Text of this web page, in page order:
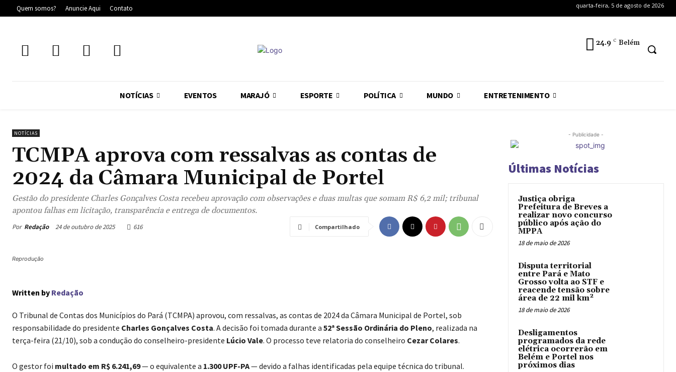
Quem somos? Anuncie Aqui Contato quarta-feira, 5 de agosto de 2026
24.9 C Belém
NOTÍCIAS EVENTOS MARAJÓ ESPORTE POLÍTICA MUNDO ENTRETENIMENTO
NOTÍCIAS
TCMPA aprova com ressalvas as contas de
2024 da Câmara Municipal de Portel
Gestão do presidente Charles Gonçalves Costa recebeu aprovação com observações e duas multas que somam R$ 6,2 mil; tribunal
apontou falhas em licitação, transparência e entrega de documentos.
Por Redação 24 de outubro de 2025 616 Compartilhado
Reprodução
Written by Redação
O Tribunal de Contas dos Municípios do Pará (TCMPA) aprovou, com ressalvas, as contas de 2024 da Câmara Municipal de Portel, sob
responsabilidade do presidente Charles Gonçalves Costa. A decisão foi tomada durante a 52ª Sessão Ordinária do Pleno, realizada na
terça-feira (21/10), sob a condução do conselheiro-presidente Lúcio Vale. O processo teve relatoria do conselheiro Cezar Colares.
O gestor foi multado em R$ 6.241,69— o equivalente a 1.300 UPF-PA— devido a falhas identificadas pela equipe técnica do tribunal.
- Publicidade -
Últimas Notícias
Justiça obriga
Prefeitura de Breves a
realizar novo concurso
público após ação do
MPPA
18 de maio de 2026
Disputa territorial
entre Pará e Mato
Grosso volta ao STF e
reacende tensão sobre
área de 22 mil km²
18 de maio de 2026
Desligamentos
programados da rede
elétrica ocorrerão em
Belém e Portel nos
próximos dias